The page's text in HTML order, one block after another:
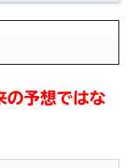
の予想ではな